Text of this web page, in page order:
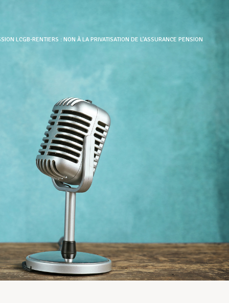
LCGB-RENTIERS : NON À LA PRIVATISATION DE L’ASSURANCE PENSION